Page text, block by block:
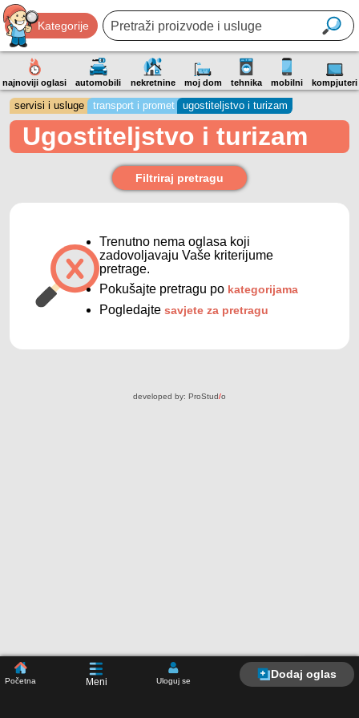
Kategorije
najnoviji oglasi automobili nekretnine moj dom tehnika mobilni kompjuteri
Početna Meni Uloguj se
Dodaj oglas
servisi i usluge transport i promet ugostiteljstvo i turizam
Ugostiteljstvo i turizam
Filtriraj pretragu
Trenutno nema oglasa koji
zadovoljavaju Vaše kriterijume
pretrage.
Pokušajte pretragu po kategorijama
Pogledajte savjete za pretragu
developed by: ProStud/o